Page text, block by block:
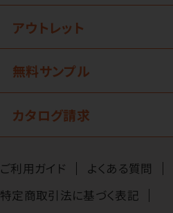
アウトレット
無料サンプル
カタログ請求
ご利用ガイド よくある質問
特定商取引法に基づく表記